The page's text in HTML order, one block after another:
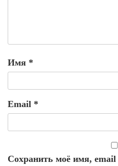
Имя *
Email *
Сохранить моё имя, email